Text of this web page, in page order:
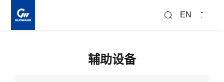
EN
辅助设备